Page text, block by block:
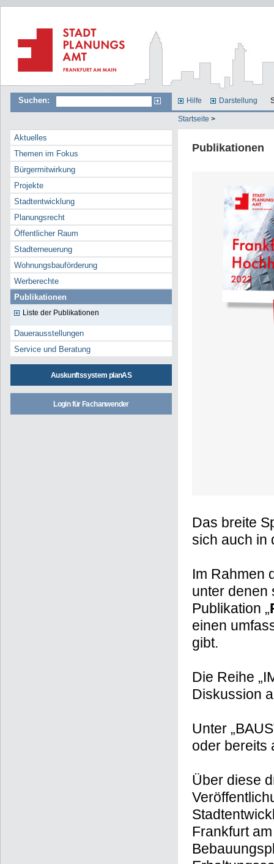
Suchen: Hilfe Darstellung
Startseite >
Aktuelles
Themen im Fokus
Bürgermitwirkung
Projekte
Stadtentwicklung
Planungsrecht
Öffentlicher Raum
Stadterneuerung
Wohnungsbauförderung
Werberechte
Publikationen
Liste der Publikationen
Dauerausstellungen
Service und Beratung
Auskunftssystem planAS
Login für Fachanwender
Publikationen
Das breite
sich auch in
Im Rahmen
unter denen
Publikation „
einen
gibt.
Die Reihe
Diskussion
Unter
oder bereits
Über diese
Frankfurt